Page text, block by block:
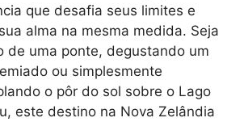
que desafia seus limites e
alma na mesma medida. Seja
de uma ponte, degustando um
ou simplesmente
o pôr do sol sobre o Lago
este destino na Nova Zelândia